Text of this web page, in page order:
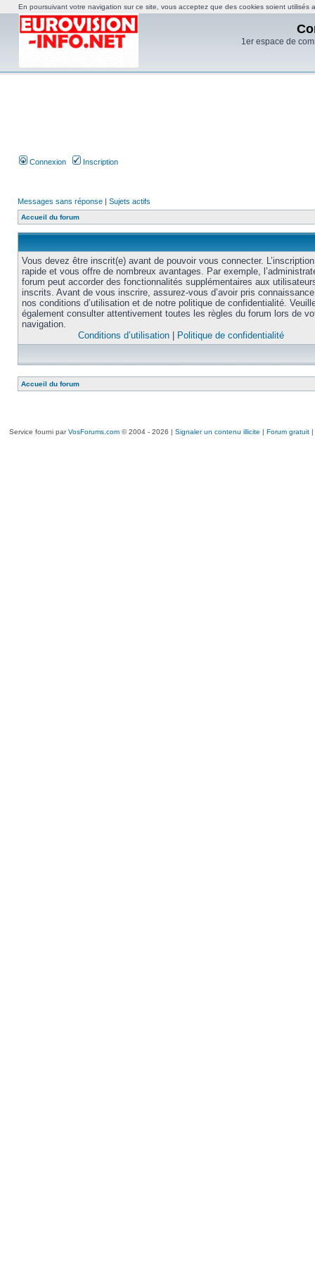
1er espace de
Connexion Inscription
Messages sans réponse | Sujets actifs
Accueil du forum
Vous devez être inscrit(e) avant de pouvoir vous connecter.
rapide et vous offre de nombreux avantages. Par exemple,
forum peut accorder des fonctionnalités supplémentaires aux
inscrits. Avant de vous inscrire, assurez-vous d’avoir pris
nos conditions d’utilisation et de notre politique de confidentialité.
également consulter attentivement toutes les règles du forum lors de
navigation.
Conditions d’utilisation
Politique de confidentialité
Accueil du forum
Service fourni parVosForums.com© 2004 - 2026 | Signaler un contenu illicite | Forum gratuit|
En poursuivant votre navigation sur ce site, vous acceptez que des cookies soient